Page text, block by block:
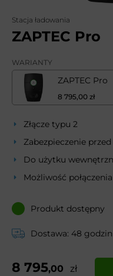
Stacja ładowania
ZAPTEC Pro
WARIANTY
ZAPTEC Pro
8 795,00 zł
Złącze typu 2
Zabezpieczenie przed
Do użytku
Możliwość
Produkt dostępny
Dostawa: 48 godzin
8 795,00 zł